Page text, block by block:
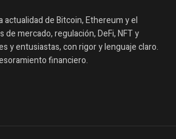
actualidad de Bitcoin, Ethereum y el
mercado, regulación, DeFi, NFT y
y entusiastas, con rigor y lenguaje claro.
financiero.